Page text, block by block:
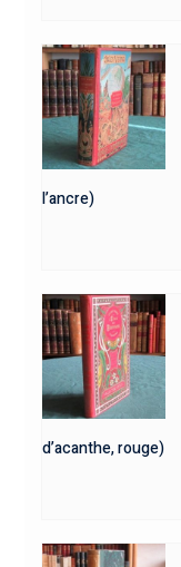
l’ancre)
d’acanthe, rouge)